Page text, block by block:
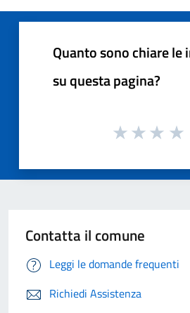
Quanto sono chiare
su questa pagina?
Contatta il comune
Leggi le domande frequenti
Richiedi Assistenza